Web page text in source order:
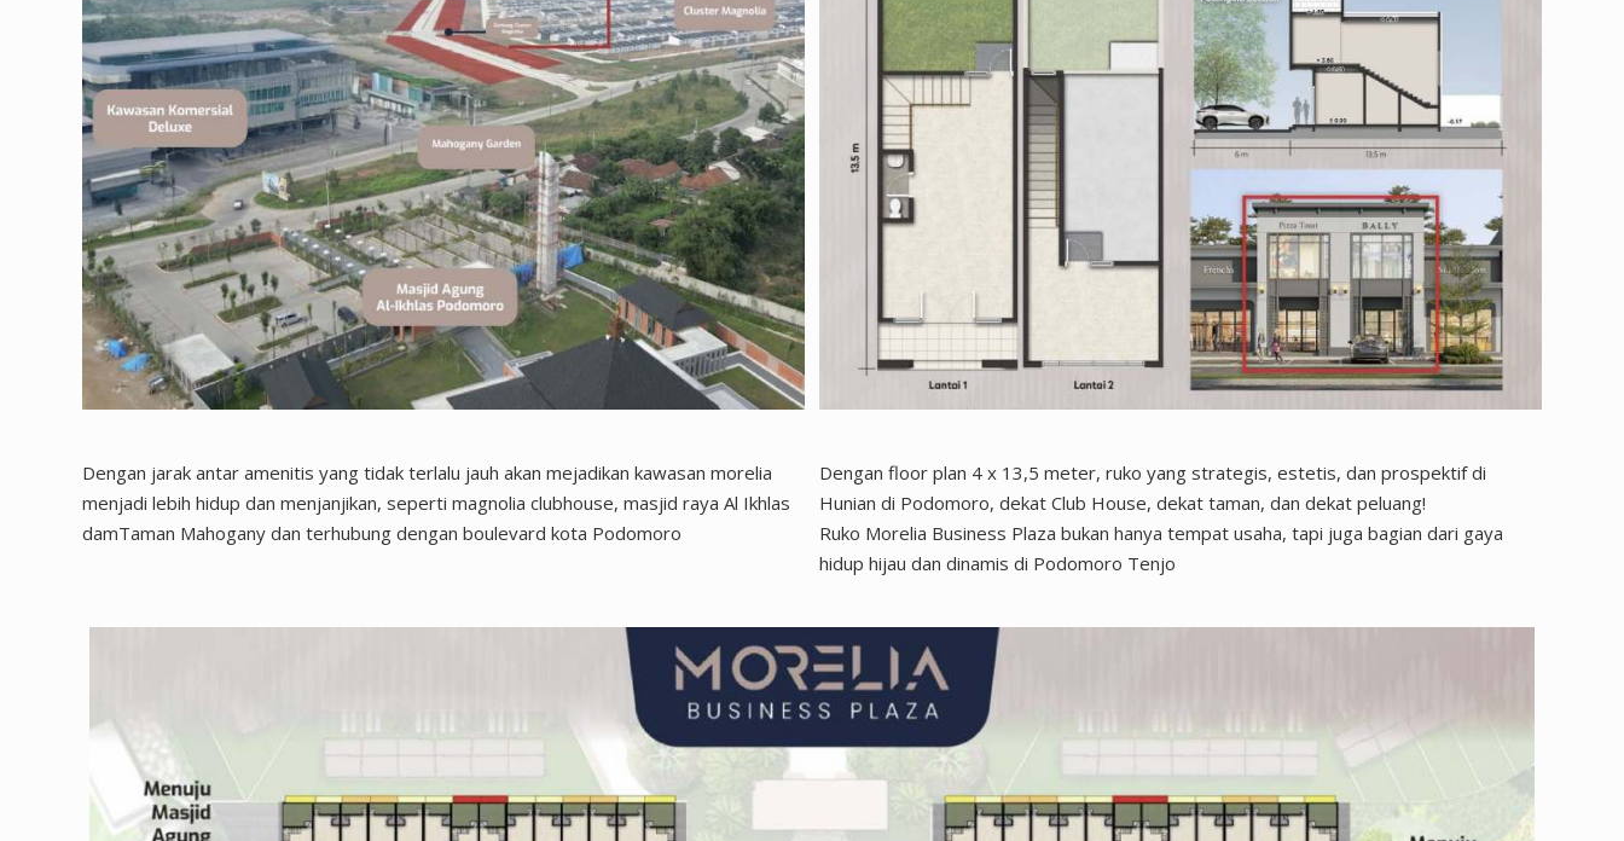
Dengan jarak antar amenitis yang tidak terlalu jauh akan mejadikan kawasan morelia
menjadi lebih hidup dan menjanjikan, seperti magnolia clubhouse, masjid raya Al Ikhlas
damTaman Mahogany dan terhubung dengan boulevard kota Podomoro
Dengan floor plan 4 x 13,5 meter, ruko yang strategis, estetis, dan prospektif di
Hunian di Podomoro, dekat Club House, dekat taman, dan dekat peluang!
Ruko Morelia Business Plaza bukan hanya tempat usaha, tapi juga bagian dari gaya
hidup hijau dan dinamis di Podomoro Tenjo